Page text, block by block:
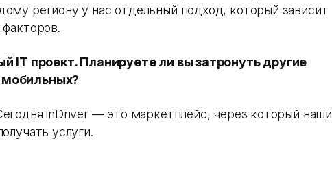
региону у нас отдельный подход, который зависит
IT проект. Планируете ли вы затронуть другие
inDriver — это маркетплейс, через который наши
услуги.